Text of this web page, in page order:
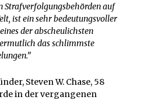
Strafverfolgungsbehörden auf
ist ein sehr bedeutungsvoller
der abscheulichsten
das schlimmste
Steven W. Chase, 58
in der vergangenen